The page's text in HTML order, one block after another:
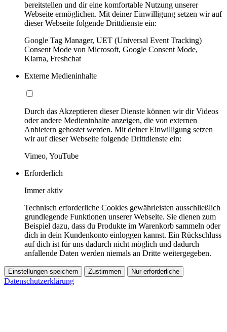
bereitstellen und dir eine komfortable Nutzung unserer
Webseite ermöglichen. Mit deiner Einwilligung setzen wir auf
dieser Webseite folgende Drittdienste ein:
Google Tag Manager, UET (Universal Event Tracking)
Consent Mode von Microsoft, Google Consent Mode,
Klarna, Freshchat
Externe Medieninhalte
Durch das Akzeptieren dieser Dienste können wir dir Videos
oder andere Medieninhalte anzeigen, die von externen
Anbietern gehostet werden. Mit deiner Einwilligung setzen
wir auf dieser Webseite folgende Drittdienste ein:
Vimeo, YouTube
Erforderlich
Immer aktiv
Technisch erforderliche Cookies gewährleisten ausschließlich
grundlegende Funktionen unserer Webseite. Sie dienen zum
Beispiel dazu, dass du Produkte im Warenkorb sammeln oder
dich in dein Kundenkonto einloggen kannst. Ein Rückschluss
auf dich ist für uns dadurch nicht möglich und dadurch
anfallende Daten werden niemals an Dritte weitergegeben.
Einstellungen speichern Zustimmen Nur erforderliche
Datenschutzerklärung